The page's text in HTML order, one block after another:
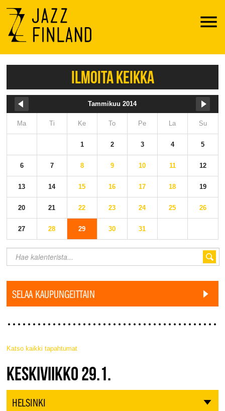
Menu
ILMOITA KEIKKA
Tammikuu 2014
Ma Ti Ke To Pe La Su
1 2 3 4 5
6 7 8 9 10 11 12
13 14 15 16 17 18 19
20 21 22 23 24 25 26
27 28 29 30 31
SELAA KAUPUNGEITTAIN
Katso kaikki tapahtumat
JAZZ FINLAND LIVE
KESKIVIIKKO 29.1.
HELSINKI